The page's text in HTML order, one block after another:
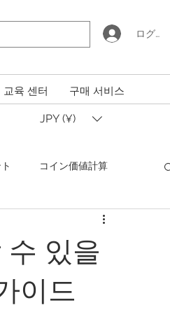
ログイン
교육 센터 구매 서비스
JPY (¥)
​コイン価値計算
Coin Calculator Q&A
있을
이드